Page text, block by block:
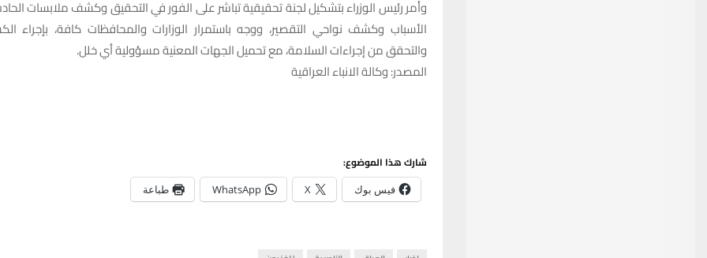
وأمر رئيس الوزراء بتشكيل لجنة تحقيقية تباشر على الفور في التحقيق وكشف ملابسات
الأسباب وكشف نواحي التقصير، ووجه باستمرار الوزارات والمحافظات كافة، بإجراء
والتحقق من إجراءات السلامة، مع تحميل الجهات المعنية مسؤولية أي خلل.
المصدر: وكالة الانباء العراقية
شارك هذا الموضوع:
فيس بوك X
WhatsApp طباعة